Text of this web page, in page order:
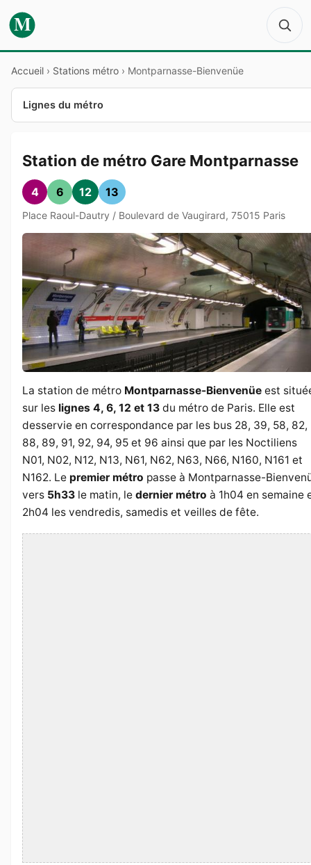
M
Accueil › Stations métro › Montparnasse-Bienvenüe
Lignes du métro
Station de métro Gare Montparnasse
4 6 12 13
Place Raoul-Dautry / Boulevard de Vaugirard, 75015 Paris
La station de métro Montparnasse-Bienvenüe est
sur les lignes 4, 6, 12 et 13 du métro de Paris. Elle est
desservie en correspondance par les bus 28, 39, 58, 82,
88, 89, 91, 92, 94, 95 et 96 ainsi que par les Noctiliens
N01, N02, N12, N13, N61, N62, N63, N66, N160, N161 et
N162. Le premier métro passe à Montparnasse-
vers 5h33 le matin, le dernier métro à 1h04 en semaine
2h04 les vendredis, samedis et veilles de fête.